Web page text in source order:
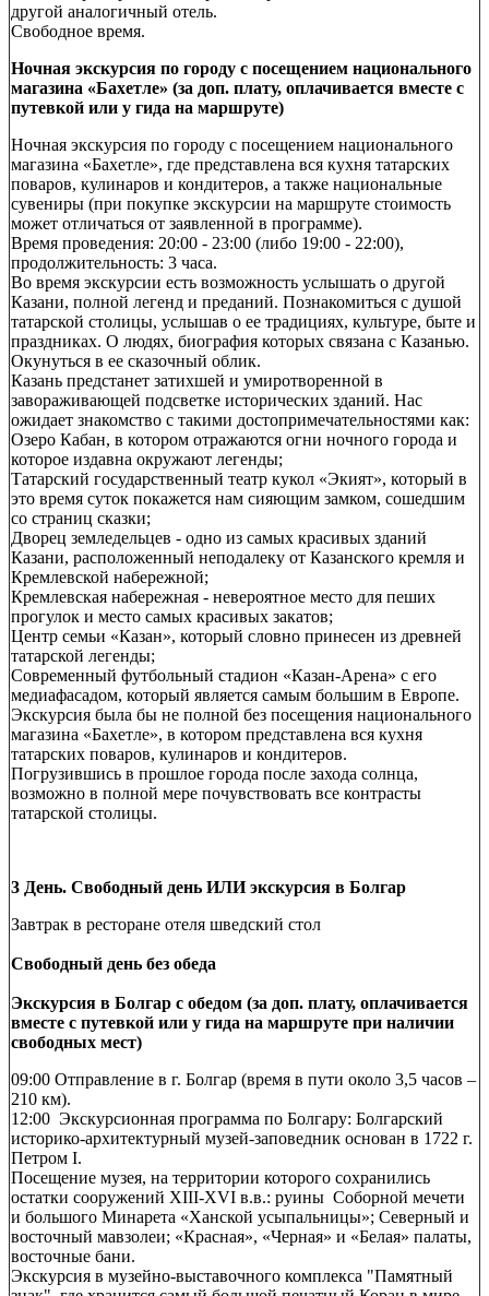
другой аналогичный отель.
Свободное время.
Ночная экскурсия по городу с посещением национального
магазина «Бахетле» (за доп. плату, оплачивается вместе с
путевкой или у гида на маршруте)
Ночная экскурсия по городу с посещением национального
магазина «Бахетле», где представлена вся кухня татарских
поваров, кулинаров и кондитеров, а также национальные
сувениры (при покупке экскурсии на маршруте стоимость
может отличаться от заявленной в программе).
Время проведения: 20:00 - 23:00 (либо 19:00 - 22:00),
продолжительность: 3 часа.
Во время экскурсии есть возможность услышать о другой
Казани, полной легенд и преданий. Познакомиться с душой
татарской столицы, услышав о ее традициях, культуре, быте и
праздниках. О людях, биография которых связана с Казанью.
Окунуться в ее сказочный облик.
Казань предстанет затихшей и умиротворенной в
завораживающей подсветке исторических зданий. Нас
ожидает знакомство с такими достопримечательностями как:
Озеро Кабан, в котором отражаются огни ночного города и
которое издавна окружают легенды;
Татарский государственный театр кукол «Экият», который в
это время суток покажется нам сияющим замком, сошедшим
со страниц сказки;
Дворец земледельцев - одно из самых красивых зданий
Казани, расположенный неподалеку от Казанского кремля и
Кремлевской набережной;
Кремлевская набережная - невероятное место для пеших
прогулок и место самых красивых закатов;
Центр семьи «Казан», который словно принесен из древней
татарской легенды;
Современный футбольный стадион «Казан-Арена» с его
медиафасадом, который является самым большим в Европе.
Экскурсия была бы не полной без посещения национального
магазина «Бахетле», в котором представлена вся кухня
татарских поваров, кулинаров и кондитеров.
Погрузившись в прошлое города после захода солнца,
возможно в полной мере почувствовать все контрасты
татарской столицы.
3 День. Свободный день ИЛИ экскурсия в Болгар
Завтрак в ресторане отеля шведский стол
Свободный день без обеда
Экскурсия в Болгар с обедом (за доп. плату, оплачивается
вместе с путевкой или у гида на маршруте при наличии
свободных мест)
09:00 Отправление в г. Болгар (время в пути около 3,5 часов –
210 км).
12:00 Экскурсионная программа по Болгару: Болгарский
историко-архитектурный музей-заповедник основан в 1722 г.
Петром I.
Посещение музея, на территории которого сохранились
остатки сооружений XIII-XVI в.в.: руины Соборной мечети
и большого Минарета «Ханской усыпальницы»; Северный и
восточный мавзолеи; «Красная», «Черная» и «Белая» палаты,
восточные бани.
Экскурсия в музейно-выставочного комплекса "Памятный